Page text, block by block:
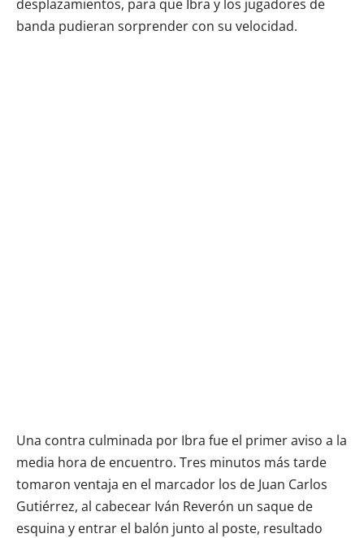
desplazamientos, para que Ibra y los jugadores de
banda pudieran sorprender con su velocidad.
Una contra culminada por Ibra fue el primer aviso a la
media hora de encuentro. Tres minutos más tarde
tomaron ventaja en el marcador los de Juan Carlos
Gutiérrez, al cabecear Iván Reverón un saque de
esquina y entrar el balón junto al poste, resultado